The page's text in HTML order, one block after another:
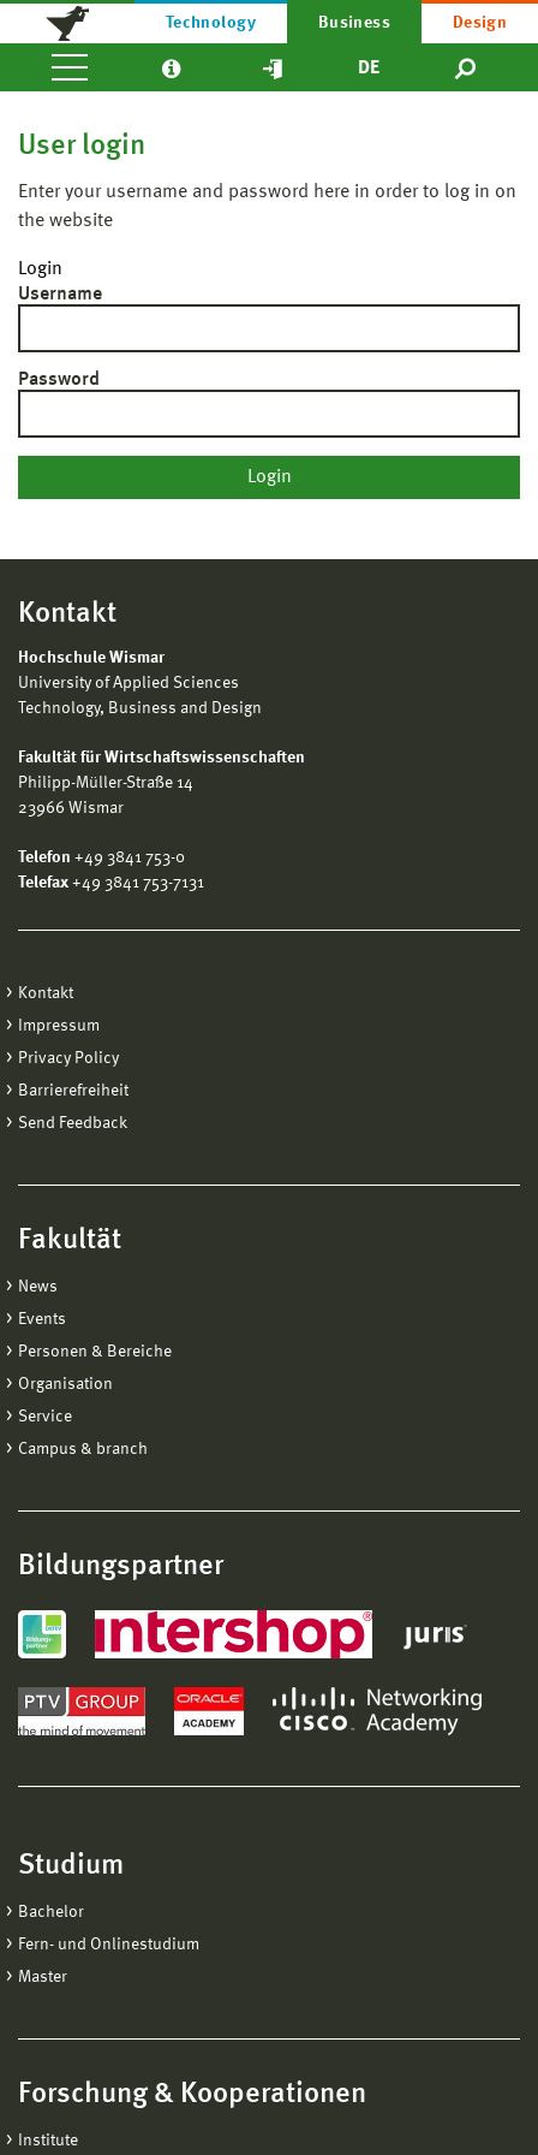
Technology Business Design
DE
User login
Enter your username and password here in order to log in on
the website
Login
Username
Password
Kontakt
Hochschule Wismar
University of Applied Sciences
Technology, Business and Design
Fakultät für Wirtschaftswissenschaften
Philipp-Müller-Straße 14
23966 Wismar
Telefon +49 3841 753-0
Telefax +49 3841 753-7131
Kontakt
Impressum
Privacy Policy
Barrierefreiheit
Send Feedback
Fakultät
News
Events
Personen & Bereiche
Organisation
Service
Campus & branch
Bildungspartner
Studium
Bachelor
Fern- und Onlinestudium
Master
Forschung & Kooperationen
Institute